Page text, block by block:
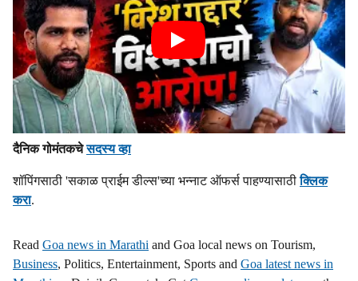
दैनिक गोमंतकचेसदस्य व्हा
शॉपिंगसाठी 'सकाळ प्राईम डील्स'च्या भन्नाट ऑफर्स पाहण्यासाठीक्लिक
करा.
Read Goa news in Marathi and Goa local news on Tourism,
Business, Politics, Entertainment, Sports and Goa latest news in